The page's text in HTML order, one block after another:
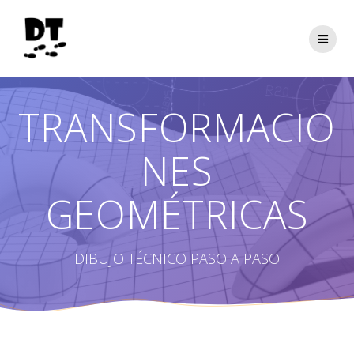
TRANSFORMACIO
NES
GEOMÉTRICAS
DIBUJO TÉCNICO PASO A PASO